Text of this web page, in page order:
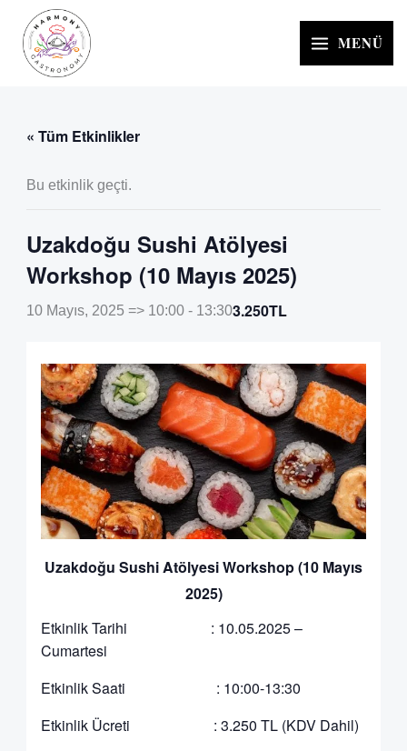
İçeriğe
MENÜ
« Tüm Etkinlikler
Bu etkinlik geçti.
Uzakdoğu Sushi Atölyesi
Workshop (10 Mayıs 2025)
10 Mayıs, 2025 => 10:00- 13:303.250TL
Uzakdoğu Sushi Atölyesi Workshop (10 Mayıs
2025)
Etkinlik Tarihi : 10.05.2025 –
Cumartesi
Etkinlik Saati : 10:00-13:30
Etkinlik Ücreti : 3.250 TL (KDV Dahil)